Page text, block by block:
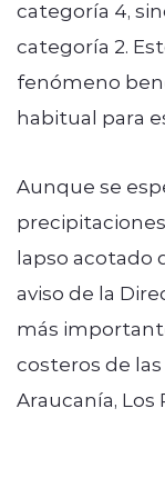
categoría 4,
categoría 2.
fenómeno
habitual para
Aunque se
lapso acotado
aviso de la
más
costeros de
Araucanía, Los